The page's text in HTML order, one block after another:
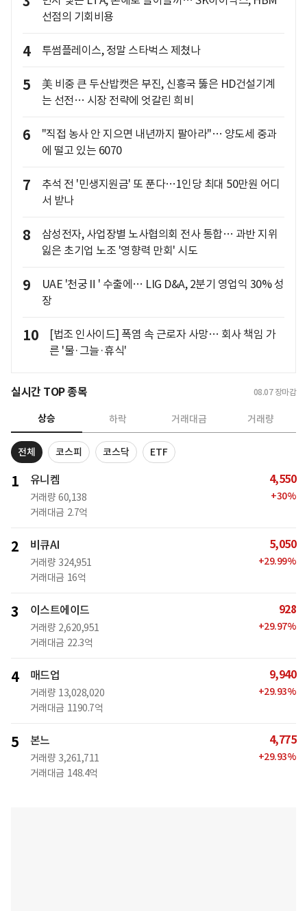
선점의 기회비용
4 투썸플레이스, 정말 스타벅스 제쳤나
5
美 비중 큰 두산밥캣은 부진, 신흥국 뚫은 HD건설기계
는 선전… 시장 전략에 엇갈린 희비
6
"직접 농사 안 지으면 내년까지 팔아라"… 양도세 중과
에 떨고 있는 6070
7
추석 전 '민생지원금' 또 푼다…1인당 최대 50만원 어디
서 받나
8
삼성전자, 사업장별 노사협의회 전사 통합… 과반 지위
잃은 초기업 노조 '영향력 만회' 시도
9
UAE '천궁Ⅱ' 수출에… LIG D&A, 2분기 영업익 30% 성
장
10
[법조 인사이드] 폭염 속 근로자 사망… 회사 책임 가
른 '물·그늘·휴식'
실시간 TOP 종목 08.07 장마감
상승 하락 거래대금 거래량
전체 코스피 코스닥 ETF
1 유니켐
거래량 60,138
거래대금 2.7억
4,550
+30%
2 비큐AI
거래량 324,951
거래대금 16억
5,050
+29.99%
3 이스트에이드
거래량 2,620,951
거래대금 22.3억
928
+29.97%
4 매드업
거래량 13,028,020
거래대금 1190.7억
9,940
+29.93%
5 본느
거래량 3,261,711
거래대금 148.4억
4,775
+29.93%